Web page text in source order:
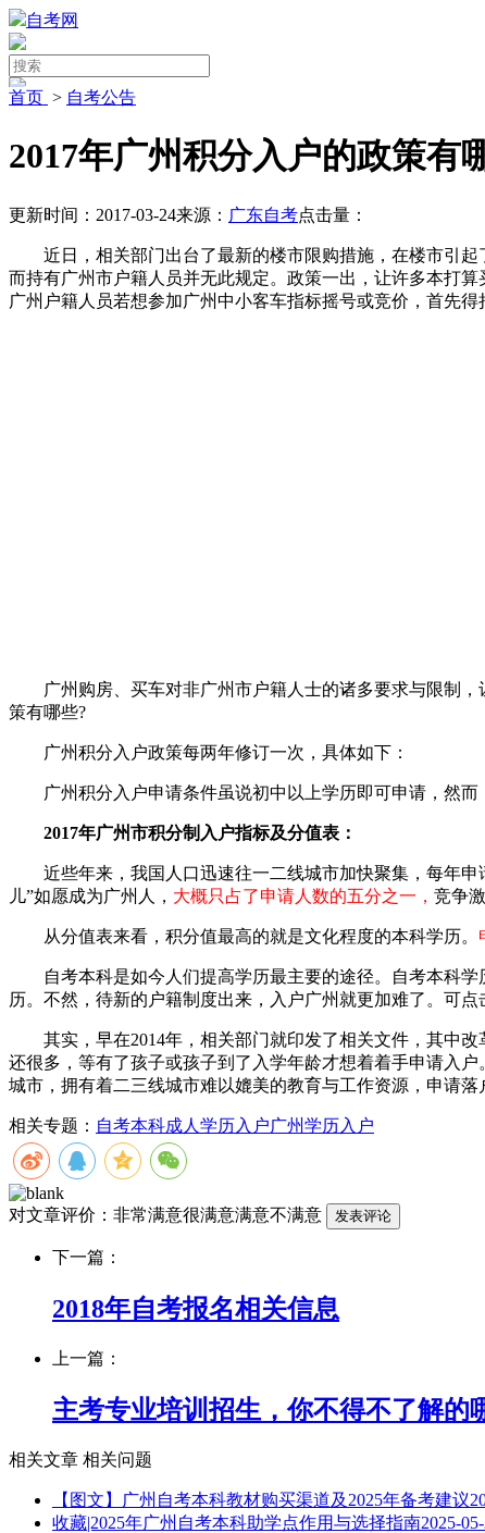
自考网
首页 > 自考公告
2017年广州积分入户的政策有
更新时间：2017-03-24来源： 广东自考点击量：
近日，相关部门出台了最新的楼市限购措施，在楼市引起
而持有广州市户籍人员并无此规定。政策一出，让许多本打
广州户籍人员若想参加广州中小客车指标摇号或竞价，首先
广州购房、买车对非广州市户籍人士的诸多要求与限制，
策有哪些?
广州积分入户政策每两年修订一次，具体如下：
广州积分入户申请条件虽说初中以上学历即可申请，然而
2017年广州市积分制入户指标及分值表：
近些年来，我国人口迅速往一二线城市加快聚集，每年申
儿”如愿成为广州人， 大概只占了申请人数的五分之一， 竞争
从分值表来看，积分值最高的就是文化程度的本科学历。
自考本科是如今人们提高学历最主要的途径。自考本科学
历。不然，待新的户籍制度出来，入户广州就更加难了。可点
其实，早在2014年，相关部门就印发了相关文件，其中改
还很多，等有了孩子或孩子到了入学年龄才想着着手申请入
城市，拥有着二三线城市难以媲美的教育与工作资源，申请
相关专题： 自考本科成人学历入户广州学历入户
对文章评价： 非常满意很满意满意不满意
下一篇：
2018年自考报名相关信息
上一篇：
主考专业培训招生，你不得不了解的
相关文章 相关问题
【图文】广州自考本科教材购买渠道及2025年备考建议
收藏|2025年广州自考本科助学点作用与选择指南2025-05-